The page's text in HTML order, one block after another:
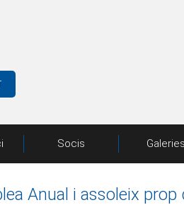
Socis Galeries
Anual i assoleix